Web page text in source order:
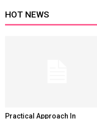
HOT NEWS
Practical Approach In